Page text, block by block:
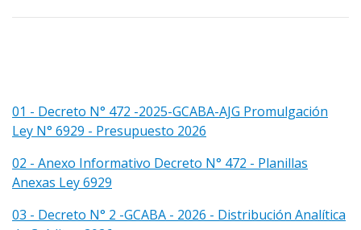
r
p
a
01 - Decreto N° 472 -2025-GCABA-AJG Promulgación
Ley N° 6929 - Presupuesto 2026
02 - Anexo Informativo Decreto N° 472 - Planillas
Anexas Ley 6929
03 - Decreto N° 2 -GCABA - 2026 - Distribución Analítica